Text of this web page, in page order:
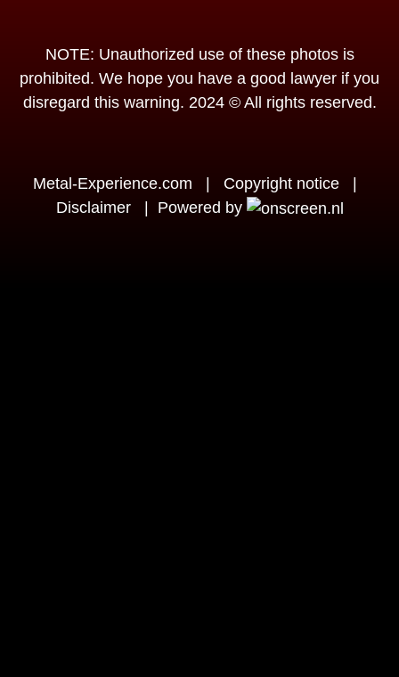
NOTE: Unauthorized use of these photos is
prohibited. We hope you have a good lawyer if you
disregard this warning. 2024 © All rights reserved.
Metal-Experience.com Copyright notice
Disclaimer
Powered by